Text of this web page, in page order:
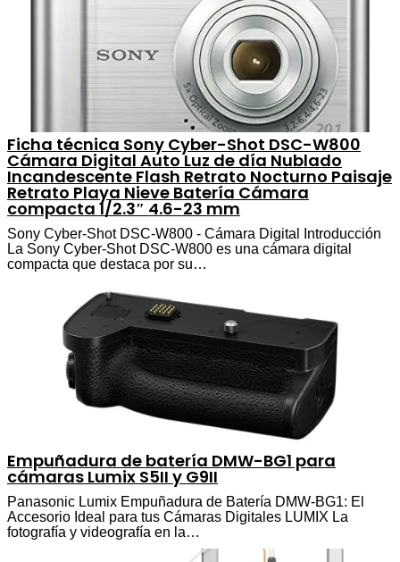
Ficha técnica Sony Cyber-Shot DSC-W800
Cámara Digital Auto Luz de día Nublado
Incandescente Flash Retrato Nocturno Paisaje
Retrato Playa Nieve Batería Cámara
compacta 1/2.3″ 4.6-23 mm
Sony Cyber-Shot DSC-W800 - Cámara Digital Introducción
La Sony Cyber-Shot DSC-W800 es una cámara digital
compacta que destaca por su…
Empuñadura de batería DMW-BG1 para
cámaras Lumix S5II y G9II
Panasonic Lumix Empuñadura de Batería DMW-BG1: El
Accesorio Ideal para tus Cámaras Digitales LUMIX La
fotografía y videografía en la…